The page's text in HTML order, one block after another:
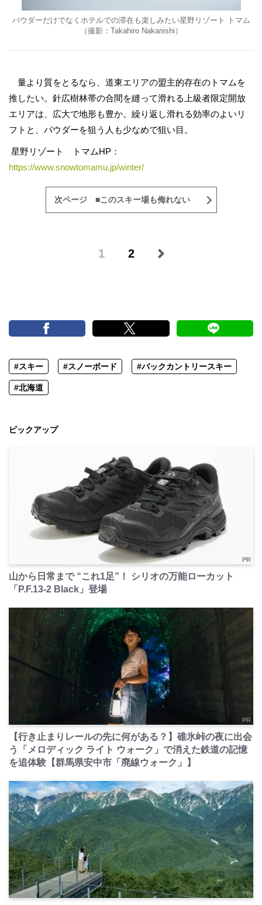
パウダーだけでなくホテルでの滞在も楽しみたい星野リゾート トマム
（撮影：Takahiro Nakanishi）
量より質をとるなら、道東エリアの盟主的存在のトマムを
推したい。針広樹林帯の合間を縫って滑れる上級者限定開放
エリアは、広大で地形も豊か。繰り返し滑れる効率のよいリ
フトと、パウダーを狙う人も少なめで狙い目。
星野リゾート トマムHP：
https://www.snowtomamu.jp/winter/
次ページ ■このスキー場も侮れない
1 2
#スキー #スノーボード #バックカントリースキー
#北海道
ピックアップ
PR
山から日常まで “これ1足”！ シリオの万能ローカット
「P.F.13-2 Black」登場
PR
【行き止まりレールの先に何がある？】碓氷峠の夜に出会
う「メロディック ライト ウォーク」で消えた鉄道の記憶
を追体験【群馬県安中市「廃線ウォーク」】
PR